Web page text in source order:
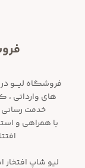
های وارداتی ،
خدمت رسانی
لیو شاپ افتخار